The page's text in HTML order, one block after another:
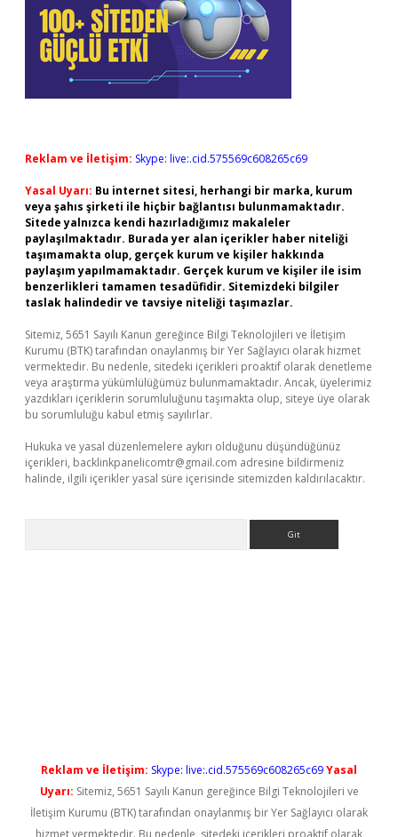
Reklam ve İletişim: Skype: live:.cid.575569c608265c69
Yasal Uyarı: Bu internet sitesi, herhangi bir marka, kurum
veya şahıs şirketi ile hiçbir bağlantısı bulunmamaktadır.
Sitede yalnızca kendi hazırladığımız makaleler
paylaşılmaktadır. Burada yer alan içerikler haber niteliği
taşımamakta olup, gerçek kurum ve kişiler hakkında
paylaşım yapılmamaktadır. Gerçek kurum ve kişiler ile isim
benzerlikleri tamamen tesadüfidir. Sitemizdeki bilgiler
taslak halindedir ve tavsiye niteliği taşımazlar.
Sitemiz, 5651 Sayılı Kanun gereğince Bilgi Teknolojileri ve İletişim
Kurumu (BTK) tarafından onaylanmış bir Yer Sağlayıcı olarak hizmet
vermektedir. Bu nedenle, sitedeki içerikleri proaktif olarak denetleme
veya araştırma yükümlülüğümüz bulunmamaktadır. Ancak, üyelerimiz
yazdıkları içeriklerin sorumluluğunu taşımakta olup, siteye üye olarak
bu sorumluluğu kabul etmiş sayılırlar.
Hukuka ve yasal düzenlemelere aykırı olduğunu düşündüğünüz
içerikleri, backlinkpanelicomtr@gmail.com adresine bildirmeniz
halinde, ilgili içerikler yasal süre içerisinde sitemizden kaldırılacaktır.
Reklam ve İletişim: Skype: live:.cid.575569c608265c69Yasal
Uyarı: Sitemiz, 5651 Sayılı Kanun gereğince Bilgi Teknolojileri ve
İletişim Kurumu (BTK) tarafından onaylanmış bir Yer Sağlayıcı olarak
hizmet vermektedir. Bu nedenle, sitedeki içerikleri proaktif olarak